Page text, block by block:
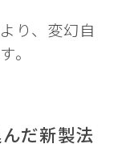
り、変幻自
。
だ新製法